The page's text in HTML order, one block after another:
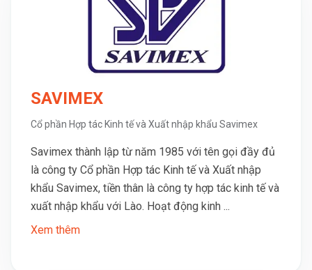
SAVIMEX
Cổ phần Hợp tác Kinh tế và Xuất nhập khẩu Savimex
Savimex thành lập từ năm 1985 với tên gọi đầy đủ
là công ty Cổ phần Hợp tác Kinh tế và Xuất nhập
khẩu Savimex, tiền thân là công ty hợp tác kinh tế và
xuất nhập khẩu với Lào. Hoạt động kinh ...
Xem thêm